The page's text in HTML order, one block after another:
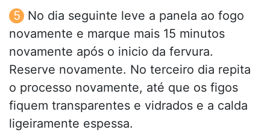
No dia seguinte leve a panela ao fogo
novamente e marque mais 15 minutos
novamente após o inicio da fervura.
Reserve novamente. No terceiro dia repita
o processo novamente, até que os figos
fiquem transparentes e vidrados e a calda
ligeiramente espessa.